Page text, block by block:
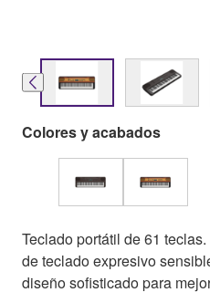
Colores y acabados
Teclado portátil de 61
de teclado expresivo
diseño sofisticado para